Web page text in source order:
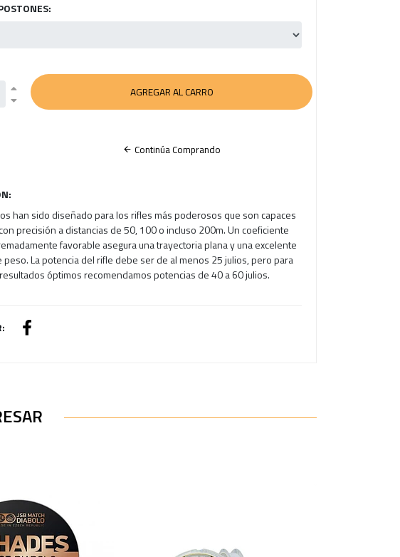
Continúa Comprando
han sido diseñado para los rifles más poderosos que son capaces
precisión a distancias de 50, 100 o incluso 200m. Un coeficiente
favorable asegura una trayectoria plana y una excelente
La potencia del rifle debe ser de al menos 25 julios, pero para
óptimos recomendamos potencias de 40 a 60 julios.